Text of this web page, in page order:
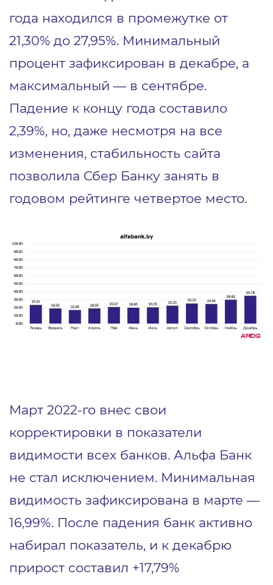
года находился в промежутке от
21,30% до 27,95%. Минимальный
процент зафиксирован в декабре, а
максимальный — в сентябре.
Падение к концу года составило
2,39%, но, даже несмотря на все
изменения, стабильность сайта
позволила Сбер Банку занять в
годовом рейтинге четвертое место.
Март 2022-го внес свои
корректировки в показатели
видимости всех банков. Альфа Банк
не стал исключением. Минимальная
видимость зафиксирована в марте —
16,99%. После падения банк активно
набирал показатель, и к декабрю
прирост составил +17,79%